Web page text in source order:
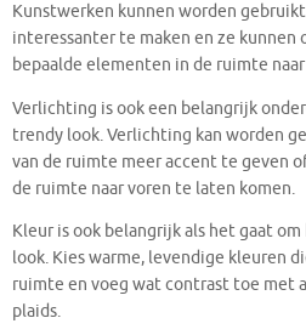
Kunstwerken kunnen worden
interessanter te maken en ze kunnen
bepaalde elementen in de ruimte
Verlichting is ook een belangrijk
trendy look. Verlichting kan worden
van de ruimte meer accent te geven
de ruimte naar voren te laten komen.
Kleur is ook belangrijk als het gaat
look. Kies warme, levendige kleuren
ruimte en voeg wat contrast toe met
plaids.